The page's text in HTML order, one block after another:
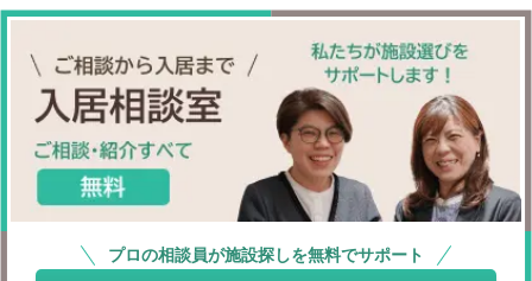
プロの相談員が施設探しを無料でサポート